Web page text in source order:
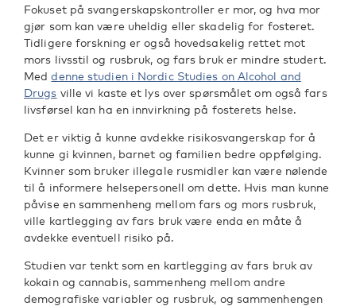
Fokuset på svangerskapskontroller er mor, og hva mor
gjør som kan være uheldig eller skadelig for fosteret.
Tidligere forskning er også hovedsakelig rettet mot
mors livsstil og rusbruk, og fars bruk er mindre studert.
Meddenne studien i Nordic Studies on Alcohol and
Drugs ville vi kaste et lys over spørsmålet om også fars
livsførsel kan ha en innvirkning på fosterets helse.
Det er viktig å kunne avdekke risikosvangerskap for å
kunne gi kvinnen, barnet og familien bedre oppfølging.
Kvinner som bruker illegale rusmidler kan være nølende
til å informere helsepersonell om dette. Hvis man kunne
påvise en sammenheng mellom fars og mors rusbruk,
ville kartlegging av fars bruk være enda en måte å
avdekke eventuell risiko på.
Studien var tenkt som en kartlegging av fars bruk av
kokain og cannabis, sammenheng mellom andre
demografiske variabler og rusbruk, og sammenhengen